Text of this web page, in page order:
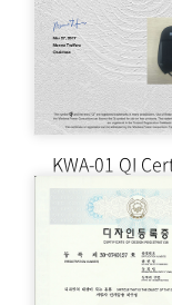
KWA-01 QI